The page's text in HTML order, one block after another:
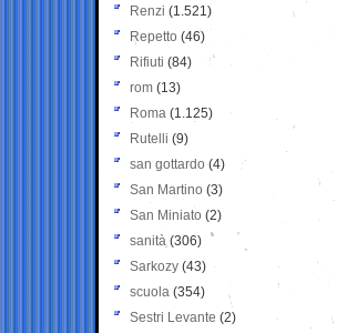
Renzi (1.521)
Repetto (46)
Rifiuti (84)
rom (13)
Roma (1.125)
Rutelli (9)
san gottardo (4)
San Martino (3)
San Miniato (2)
sanità (306)
Sarkozy (43)
scuola (354)
Sestri Levante (2)